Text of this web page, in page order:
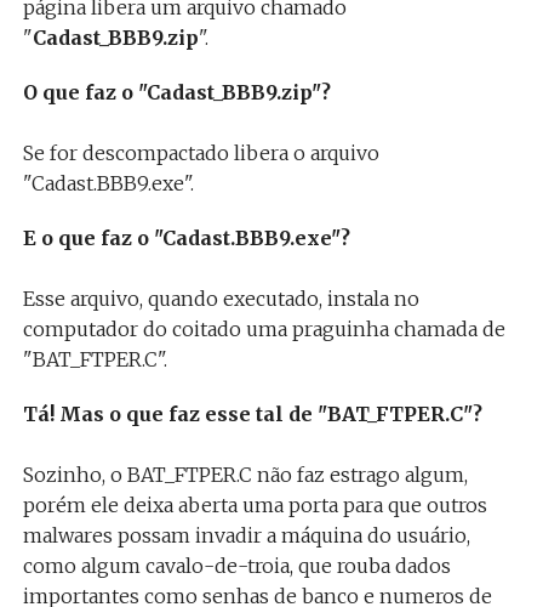
página libera um arquivo chamado
"Cadast_BBB9.zip".
O que faz o "Cadast_BBB9.zip"?
Se for descompactado libera o arquivo
"Cadast.BBB9.exe".
E o que faz o "Cadast.BBB9.exe"?
Esse arquivo, quando executado, instala no
computador do coitado uma praguinha chamada de
"BAT_FTPER.C".
Tá! Mas o que faz esse tal de "BAT_FTPER.C"?
Sozinho, o BAT_FTPER.C não faz estrago algum,
porém ele deixa aberta uma porta para que outros
malwares possam invadir a máquina do usuário,
como algum cavalo-de-troia, que rouba dados
importantes como senhas de banco e numeros de